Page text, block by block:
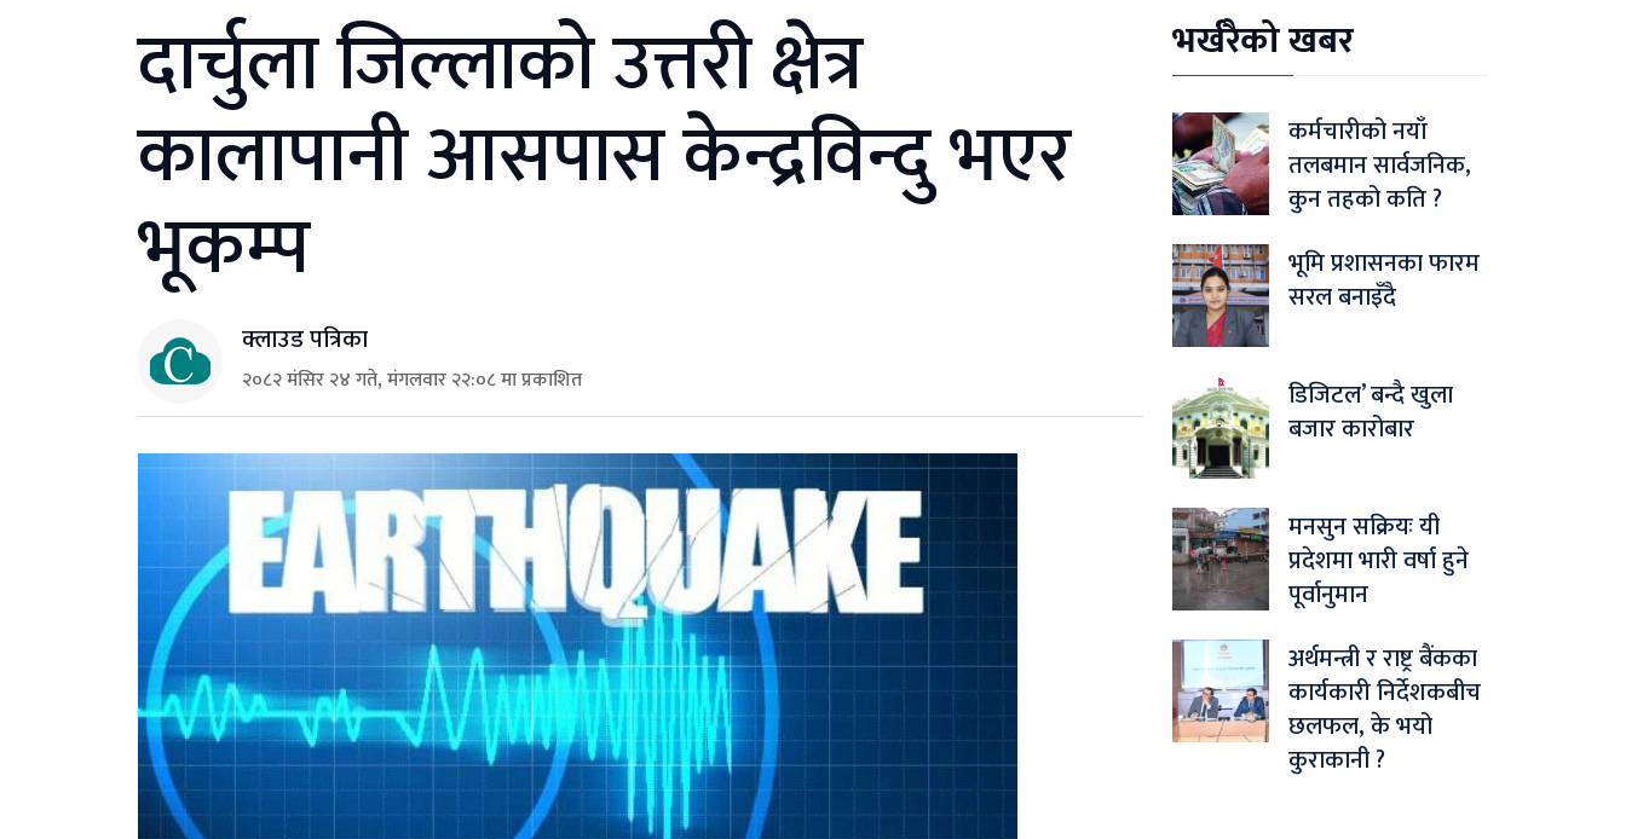
दार्चुला जिल्लाको उत्तरी क्षेत्र
कालापानी आसपास केन्द्रविन्दु भएर
भूकम्प
क्लाउड पत्रिका
२०८२ मंसिर २४ गते, मंगलवार २२:०८ मा प्रकाशित
भर्खरैको खबर
कर्मचारीको नयाँ
तलबमान सार्वजनिक,
कुन तहको कति ?
भूमि प्रशासनका फारम
सरल बनाइँदै
डिजिटल’ बन्दै खुला
बजार कारोबार
मनसुन सक्रियः यी
प्रदेशमा भारी वर्षा हुने
पूर्वानुमान
अर्थमन्त्री र राष्ट्र बैंकका
कार्यकारी निर्देशकबीच
छलफल, के भयो
कुराकानी ?